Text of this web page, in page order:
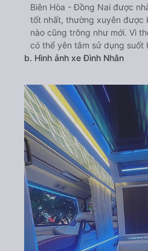
Biên Hòa - Đồng Nai được
tốt nhất, thường xuyên được
nào cũng trông như mới. Vì
có thể yên tâm sử dụng suốt
b. Hình ảnh xe Đình Nhân